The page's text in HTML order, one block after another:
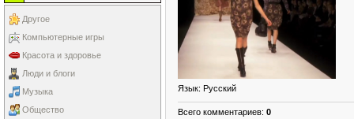
Другое
Компьютерные игры
Красота и здоровье
Люди и блоги
Музыка
Общество
Язык: Русский
Всего комментариев: 0